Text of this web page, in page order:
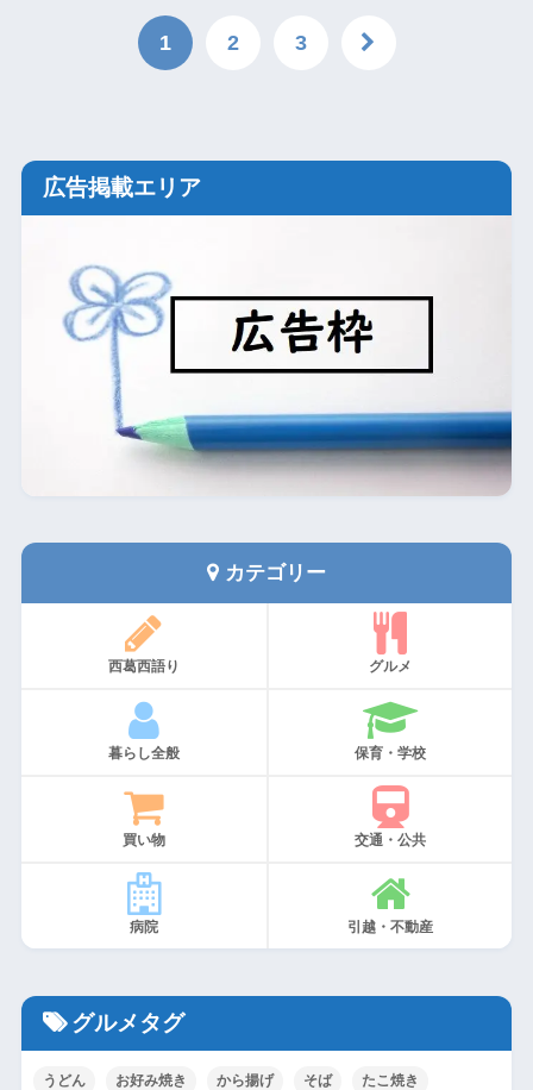
1 2 3
広告掲載エリア
カテゴリー
西葛西語り グルメ
暮らし全般 保育・学校
買い物 交通・公共
病院 引越・不動産
グルメタグ
うどん お好み焼き から揚げ そば たこ焼き